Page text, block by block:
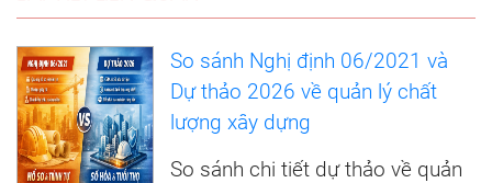
So sánh Nghị định 06/2021 và
Dự thảo 2026 về quản lý chất
lượng xây dựng
So sánh chi tiết dự thảo về quản